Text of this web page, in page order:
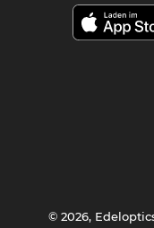
© 2026,